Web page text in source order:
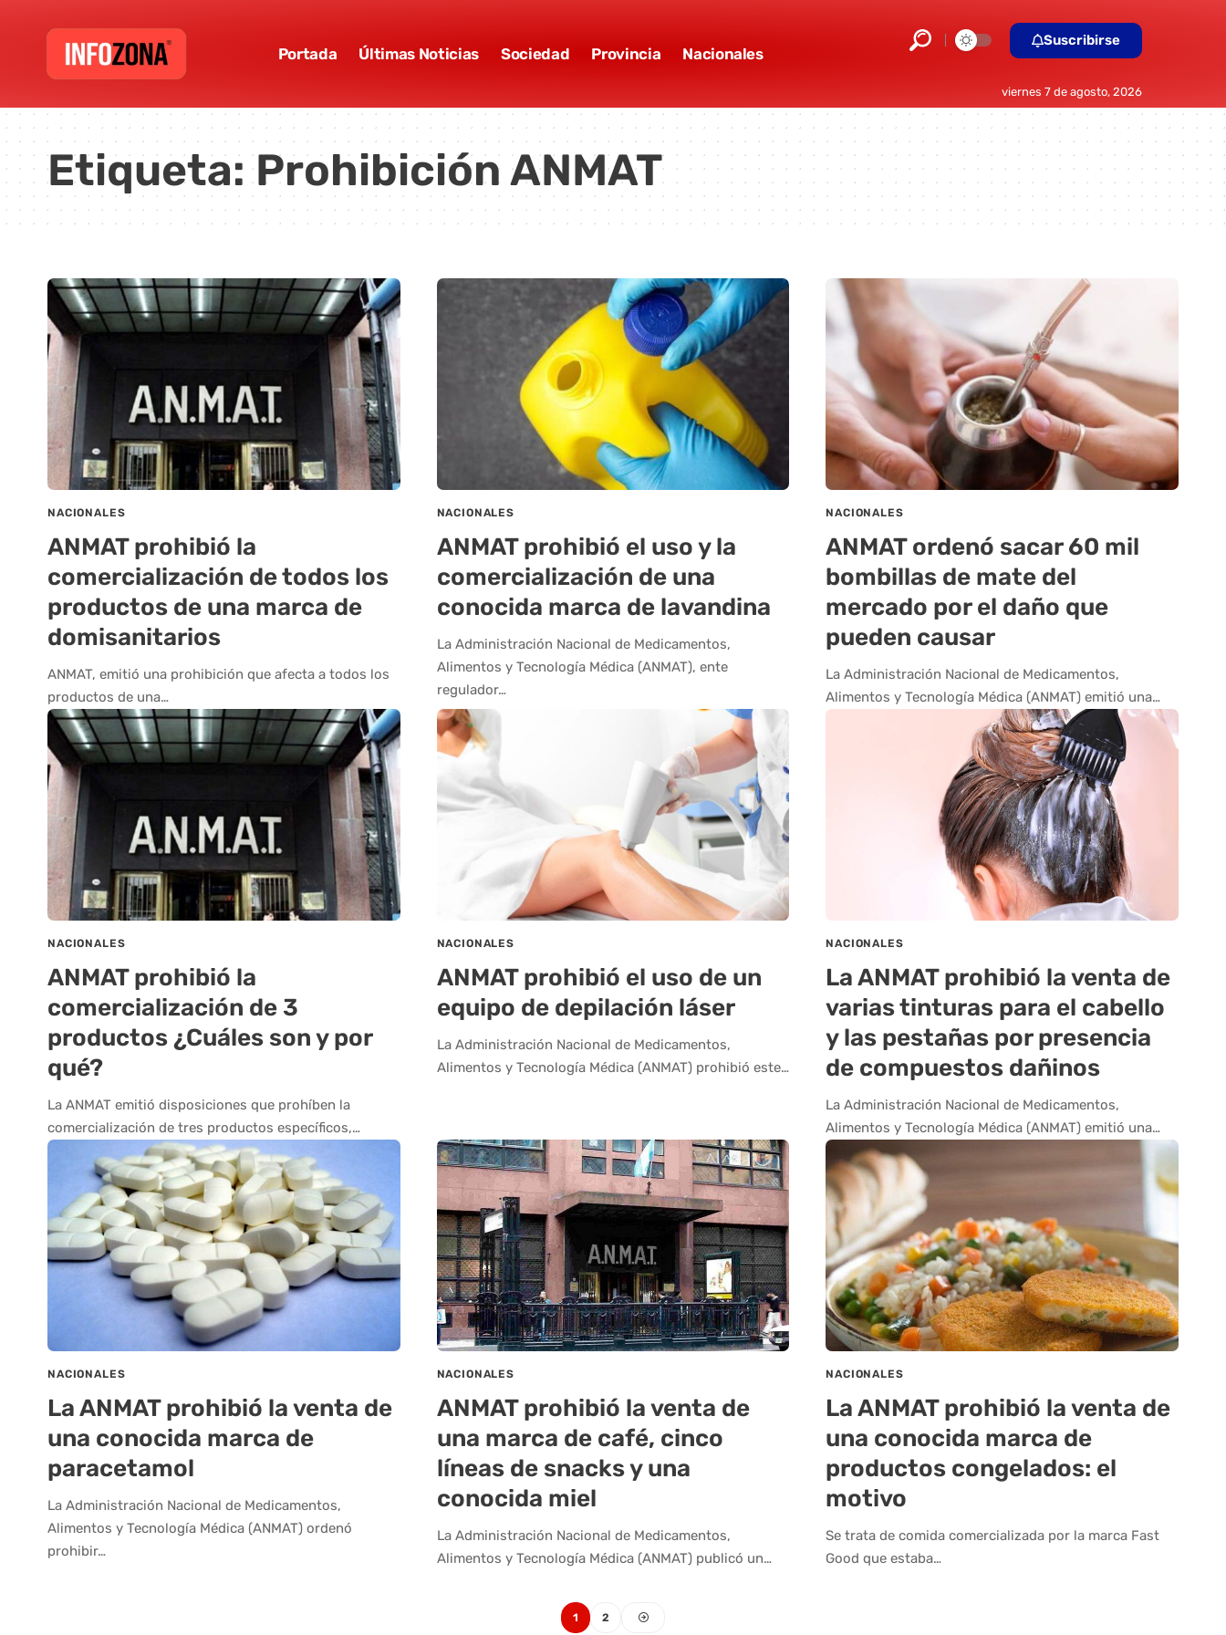
Portada Últimas Noticias Sociedad Provincia Nacionales
Suscribirse
viernes 7 de agosto, 2026
Etiqueta:Prohibición ANMAT
NACIONALES
ANMAT prohibió la
comercialización de todos los
productos de una marca de
domisanitarios
ANMAT, emitió una prohibición que afecta a todos los
productos de una…
NACIONALES
ANMAT prohibió el uso y la
comercialización de una
conocida marca de lavandina
La Administración Nacional de Medicamentos,
Alimentos y Tecnología Médica (ANMAT), ente
regulador…
NACIONALES
ANMAT ordenó sacar 60 mil
bombillas de mate del
mercado por el daño que
pueden causar
La Administración Nacional de Medicamentos,
Alimentos y Tecnología Médica (ANMAT) emitió una…
NACIONALES
ANMAT prohibió la
comercialización de 3
productos ¿Cuáles son y por
qué?
La ANMAT emitió disposiciones que prohíben la
comercialización de tres productos específicos,…
NACIONALES
ANMAT prohibió el uso de un
equipo de depilación láser
La Administración Nacional de Medicamentos,
Alimentos y Tecnología Médica (ANMAT) prohibió este…
NACIONALES
La ANMAT prohibió la venta de
varias tinturas para el cabello
y las pestañas por presencia
de compuestos dañinos
La Administración Nacional de Medicamentos,
Alimentos y Tecnología Médica (ANMAT) emitió una…
NACIONALES
La ANMAT prohibió la venta de
una conocida marca de
paracetamol
La Administración Nacional de Medicamentos,
Alimentos y Tecnología Médica (ANMAT) ordenó
prohibir…
NACIONALES
ANMAT prohibió la venta de
una marca de café, cinco
líneas de snacks y una
conocida miel
La Administración Nacional de Medicamentos,
Alimentos y Tecnología Médica (ANMAT) publicó un…
NACIONALES
La ANMAT prohibió la venta de
una conocida marca de
productos congelados: el
motivo
Se trata de comida comercializada por la marca Fast
Good que estaba…
1 2